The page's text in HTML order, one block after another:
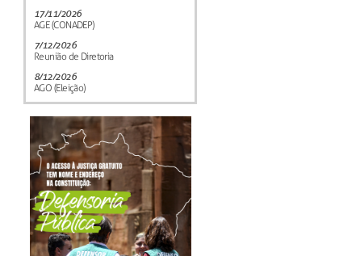
17/11/2026
AGE (CONADEP)
7/12/2026
Reunião de Diretoria
8/12/2026
AGO (Eleição)